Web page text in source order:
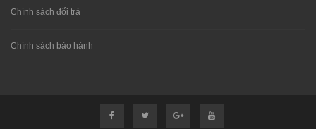
Chính sách đổi trả
Chính sách bảo hành